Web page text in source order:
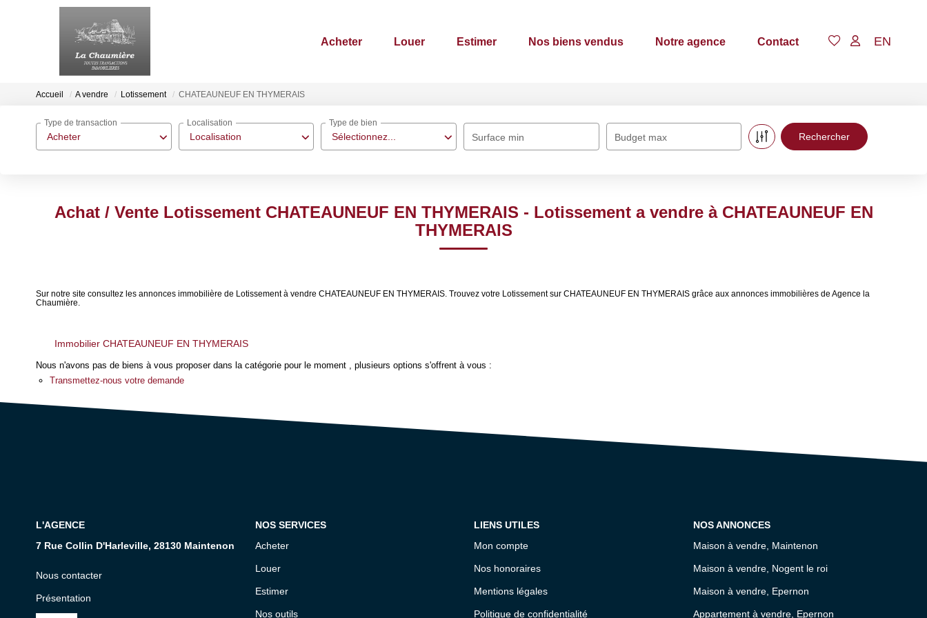
Acheter Louer Estimer Nos biens vendus Notre agence Contact EN
Accueil A vendre Lotissement CHATEAUNEUF EN THYMERAIS
Acheter
Type de transaction
Localisation
Localisation
Sélectionnez...
Type de bien
Surface min Budget max
Achat / Vente Lotissement CHATEAUNEUF EN THYMERAIS - Lotissement a vendre à CHATEAUNEUF EN
THYMERAIS
Sur notre site consultez les annonces immobilière de Lotissement à vendre CHATEAUNEUF EN THYMERAIS. Trouvez votre Lotissement sur CHATEAUNEUF EN THYMERAIS grâce aux annonces immobilières de Agence la
Chaumière.
Immobilier CHATEAUNEUF EN THYMERAIS
Nous n'avons pas de biens à vous proposer dans la catégorie pour le moment , plusieurs options s'offrent à vous :
Transmettez-nous votre demande
L'AGENCE
7 Rue Collin D'Harleville, 28130 Maintenon
Nous contacter
Présentation
NOS SERVICES
Acheter
Louer
Estimer
Nos outils
LIENS UTILES
Mon compte
Nos honoraires
Mentions légales
Politique de confidentialité
NOS ANNONCES
Maison à vendre, Maintenon
Maison à vendre, Nogent le roi
Maison à vendre, Epernon
Appartement à vendre, Epernon